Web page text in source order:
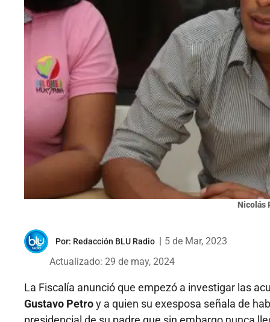
Nicolás
Por: Redacción BLU Radio
5 de Mar, 2023
Actualizado: 29 de may, 2024
La Fiscalía anunció que empezó a investigar las
Gustavo Petroy a quien su exesposa señala de